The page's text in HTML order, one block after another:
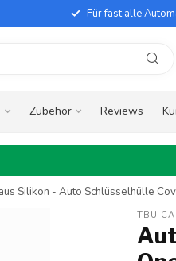
Für fast alle
Zubehör Reviews
Silikon - Auto Schlüsselhülle
TBU